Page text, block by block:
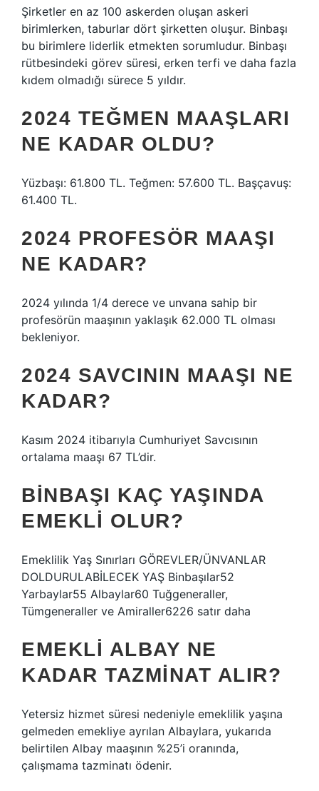
Şirketler en az 100 askerden oluşan askeri
birimlerken, taburlar dört şirketten oluşur. Binbaşı
bu birimlere liderlik etmekten sorumludur. Binbaşı
rütbesindeki görev süresi, erken terfi ve daha fazla
kıdem olmadığı sürece 5 yıldır.
2024 TEĞMEN MAAŞLARI
NE KADAR OLDU?
Yüzbaşı: 61.800 TL. Teğmen: 57.600 TL. Başçavuş:
61.400 TL.
2024 PROFESÖR MAAŞI
NE KADAR?
2024 yılında 1/4 derece ve unvana sahip bir
profesörün maaşının yaklaşık 62.000 TL olması
bekleniyor.
2024 SAVCININ MAAŞI NE
KADAR?
Kasım 2024 itibarıyla Cumhuriyet Savcısının
ortalama maaşı 67 TL’dir.
BINBAŞI KAÇ YAŞINDA
EMEKLI OLUR?
Emeklilik Yaş Sınırları GÖREVLER/ÜNVANLAR
DOLDURULABİLECEK YAŞ Binbaşılar52
Yarbaylar55 Albaylar60 Tuğgeneraller,
Tümgeneraller ve Amiraller6226 satır daha
EMEKLI ALBAY NE
KADAR TAZMINAT ALIR?
Yetersiz hizmet süresi nedeniyle emeklilik yaşına
gelmeden emekliye ayrılan Albaylara, yukarıda
belirtilen Albay maaşının %25’i oranında,
çalışmama tazminatı ödenir.